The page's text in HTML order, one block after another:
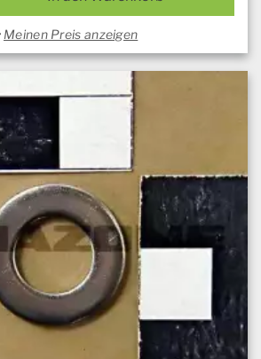
Meinen Preis anzeigen